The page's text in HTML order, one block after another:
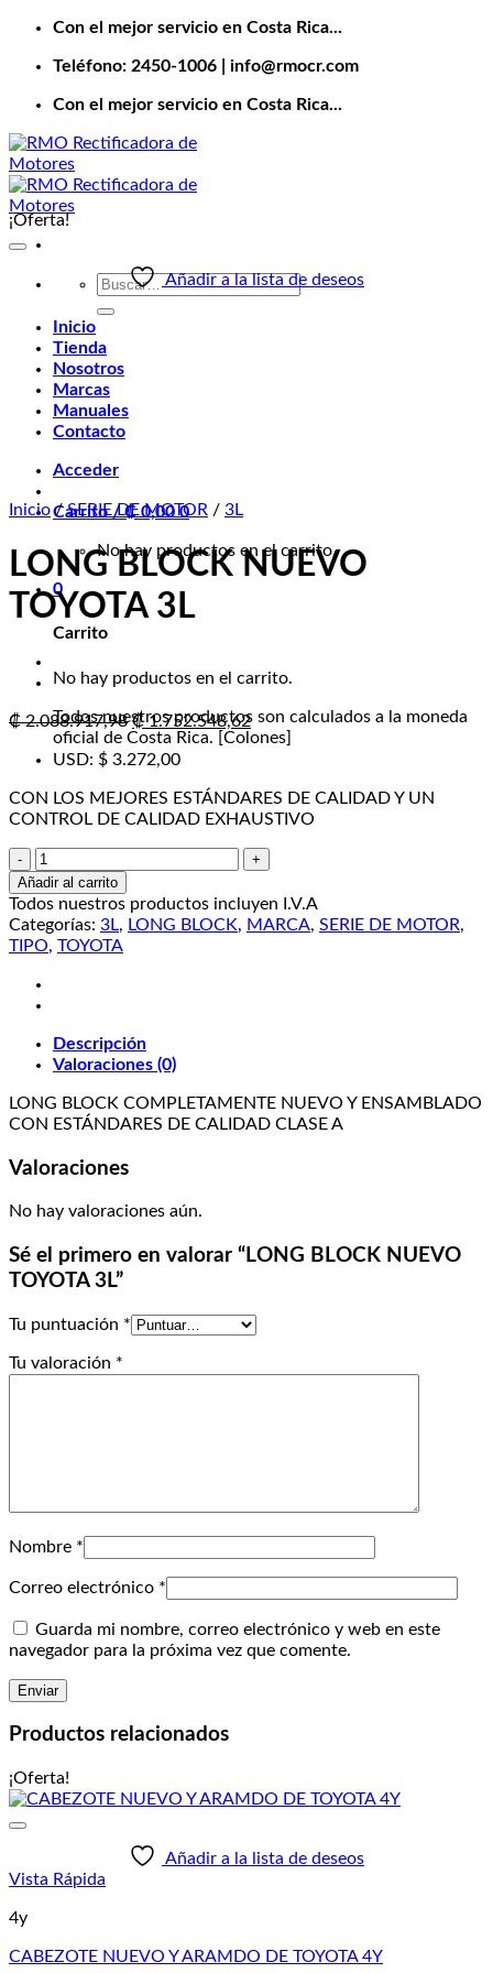
Saltar
contenido
Con el mejor servicio en Costa Rica...
Teléfono: 2450-1006 | info@rmocr.com
Con el mejor servicio en Costa Rica...
Buscar
Inicio
Tienda
Nosotros
Marcas
Manuales
Contacto
Acceder
Carrito /₡0,00 0
No hay productos en el carrito.
0
Carrito
No hay productos en el carrito.
Todos nuestros productos son calculados a la moneda
oficial de Costa Rica. [Colones]
¡Oferta!
Añadir a la lista de deseos
Inicio / SERIE DE MOTOR / 3L
LONG BLOCK NUEVO
TOYOTA 3L
₡2.088.917,98El
precio
original
₡ 2.088.917,98.
₡1.752.548,62El
precio
₡ 1.752.548,62.
USD: $ 3.272,00
CON LOS MEJORES ESTÁNDARES DE CALIDAD Y UN
CONTROL DE CALIDAD EXHAUSTIVO
LONG
BLOCK
NUEVO
TOYOTA
3L
Añadir al carrito
Todos nuestros productos incluyen I.V.A
Categorías: 3L, LONG BLOCK, MARCA, SERIE DE MOTOR,
TIPO, TOYOTA
Descripción
Valoraciones (0)
LONG BLOCK COMPLETAMENTE NUEVO Y ENSAMBLADO
CON ESTÁNDARES DE CALIDAD CLASE A
Valoraciones
No hay valoraciones aún.
Sé el primero en valorar “LONG BLOCK NUEVO
TOYOTA 3L”
Tu puntuación *
Tu valoración *
Nombre *
Correo electrónico *
Guarda mi nombre, correo electrónico y web en este
navegador para la próxima vez que comente.
Productos relacionados
¡Oferta!
Añadir a la lista de deseos
Vista Rápida
4y
CABEZOTE NUEVO Y ARAMDO DE TOYOTA 4Y